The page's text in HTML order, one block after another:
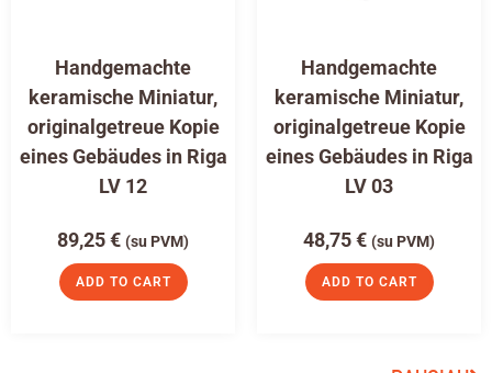
Handgemachte
keramische Miniatur,
originalgetreue Kopie
eines Gebäudes in Riga
LV 12
89,25€ (su PVM)
ADD TO CART
Handgemachte
keramische Miniatur,
originalgetreue Kopie
eines Gebäudes in Riga
LV 03
48,75€ (su PVM)
ADD TO CART